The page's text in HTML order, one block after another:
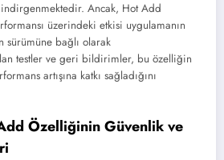
Ancak, Hot Add
üzerindeki etkisi uygulamanın
bağlı olarak
testler ve geri bildirimler, bu özelliğin
artışına katkı sağladığını
Özelliğinin Güvenlik ve